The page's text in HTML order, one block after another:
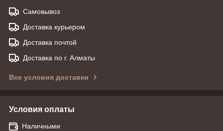
Самовывоз
Доставка курьером
Доставка почтой
Доставка по г. Алматы
Все условия доставки
Условия оплаты
Наличными